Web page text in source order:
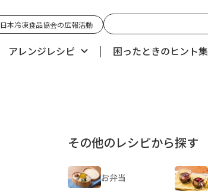
日本冷凍食品協会の広報活動
アレンジレシピ 困ったときのヒント集
その他のレシピから探す
お弁当